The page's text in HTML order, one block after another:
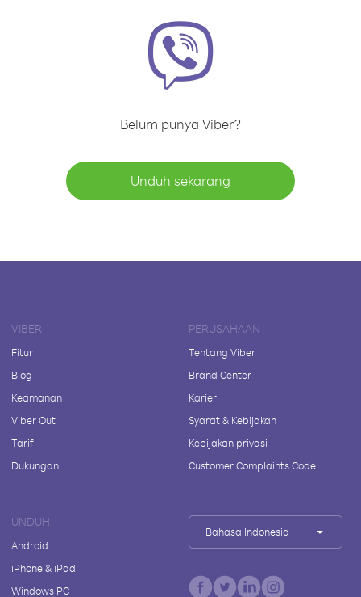
Belum punya Viber?
Unduh sekarang
VIBER
Fitur
Blog
Keamanan
Viber Out
Tarif
Dukungan
PERUSAHAAN
Tentang Viber
Brand Center
Karier
Syarat & Kebijakan
Kebijakan privasi
Customer Complaints Code
UNDUH
Android
iPhone & iPad
Windows PC
Bahasa Indonesia